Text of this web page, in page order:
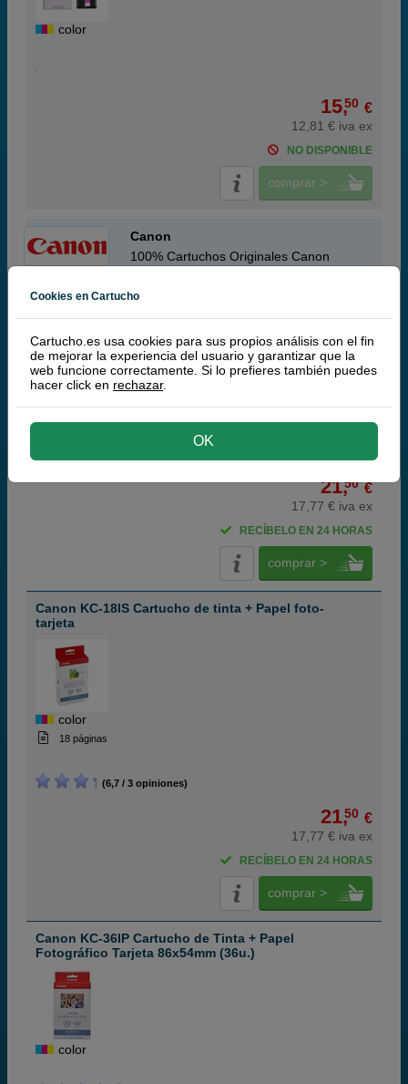
color
15,50 €
12,81 € iva ex
NO DISPONIBLE
comprar >
Canon
100% Cartuchos Originales Canon
Canon KC-18IF Cartucho de Tinta + Papel
color
21,50 €
17,77 € iva ex
RECÍBELO EN 24 HORAS
comprar >
Canon KC-18IS Cartucho de tinta + Papel foto-
tarjeta
color
18 páginas
(6,7 / 3 opiniones)
21,50 €
17,77 € iva ex
RECÍBELO EN 24 HORAS
comprar >
Canon KC-36IP Cartucho de Tinta + Papel
Fotográfico Tarjeta 86x54mm (36u.)
color
Cookies en Cartucho
Cartucho.es usa cookies para sus propios análisis con el fin
de mejorar la experiencia del usuario y garantizar que la
web funcione correctamente. Si lo prefieres también puedes
hacer click en rechazar.
OK